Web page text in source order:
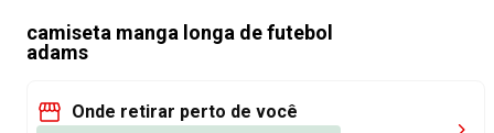
camiseta manga longa de futebol
adams
Onde retirar perto de você